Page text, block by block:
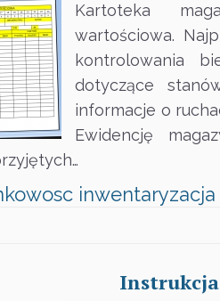
Kartoteka
wartościowa.
kontrolowania
dotyczące
informacje o
Ewidencję
inwentaryzacja